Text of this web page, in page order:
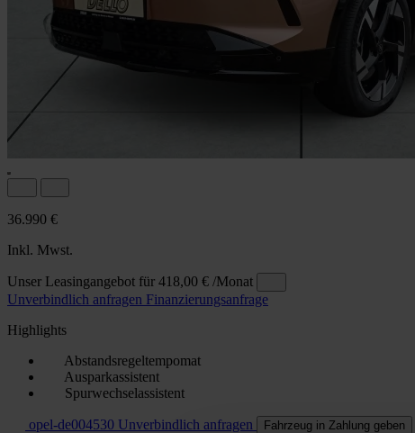
36.990 €
Inkl. Mwst.
Unser Leasingangebot für 418,00 € /Monat
Unverbindlich anfragen Finanzierungsanfrage
Highlights
Abstandsregeltempomat
Ausparkassistent
Spurwechselassistent
opel-de004530 Unverbindlich anfragen Fahrzeug in Zahlung geben